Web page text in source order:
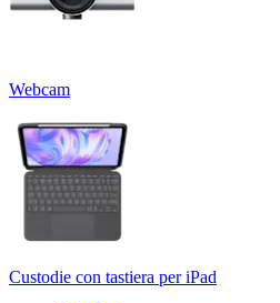
Webcam
Custodie con tastiera per iPad